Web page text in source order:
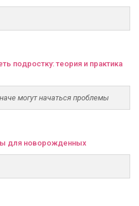
подростку: теория и практика
могут начаться проблемы
для новорожденных